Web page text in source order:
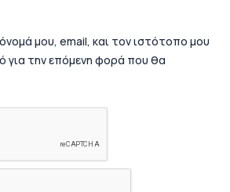
μου, email, και τον ιστότοπο μου
για την επόμενη φορά που θα